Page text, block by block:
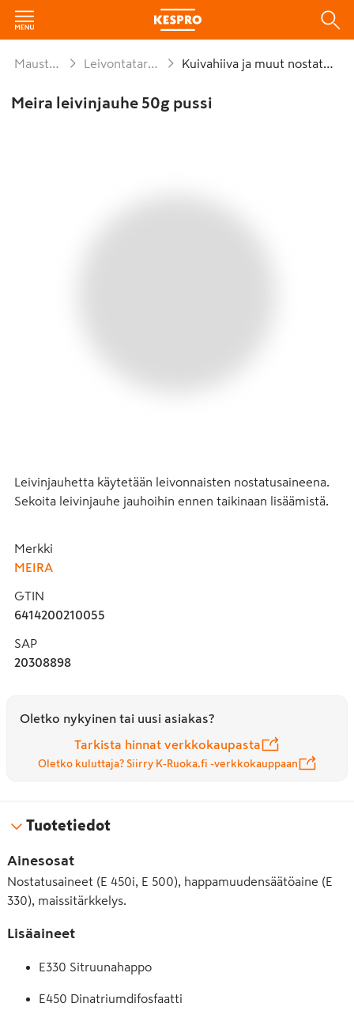
Mausteet ja leivonta Leivontatarvikkeet ja koristelu Kuivahiiva ja muut nostatusaineet
Meira leivinjauhe 50g pussi
Leivinjauhetta käytetään leivonnaisten nostatusaineena.
Sekoita leivinjauhe jauhoihin ennen taikinaan lisäämistä.
Merkki
MEIRA
GTIN
6414200210055
SAP
20308898
Oletko nykyinen tai uusi asiakas?
Tarkista hinnat verkkokaupasta
Oletko kuluttaja? Siirry K-Ruoka.fi -verkkokauppaan
Tuotetiedot
Ainesosat
Nostatusaineet (E 450i, E 500), happamuudensäätöaine (E
330), maissitärkkelys.
Lisäaineet
E330 Sitruunahappo
E450 Dinatriumdifosfaatti